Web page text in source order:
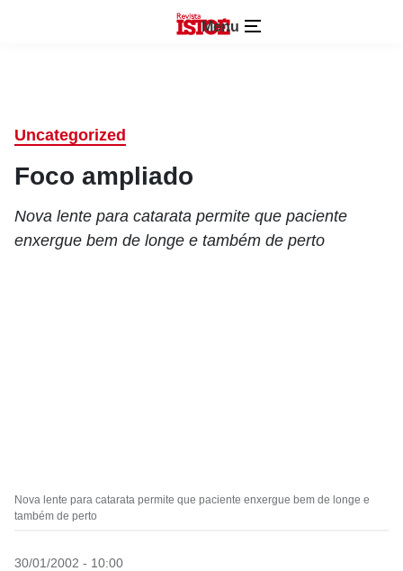
Menu
Uncategorized
Foco ampliado
Nova lente para catarata permite que paciente
enxergue bem de longe e também de perto
Nova lente para catarata permite que paciente enxergue bem de longe e
também de perto
30/01/2002 - 10:00